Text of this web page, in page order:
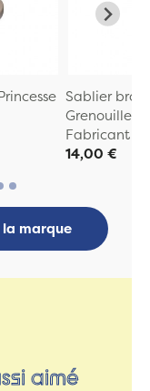
Sablier
Grenouille
Fabricant
14,00 €
la marque
aimé